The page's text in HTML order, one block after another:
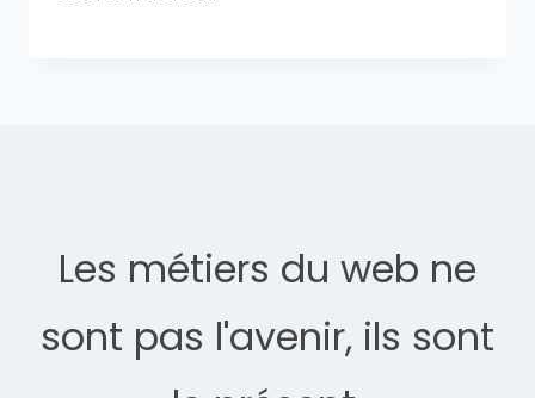
Les métiers du web ne
sont pas l'avenir, ils sont